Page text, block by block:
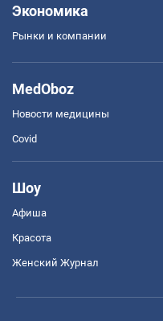
Экономика
Рынки и компании
MedOboz
Новости медицины
Covid
Шоу
Афиша
Красота
Женский Журнал